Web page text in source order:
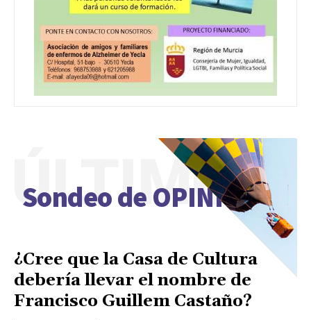
Sondeo de OPINIÓN
ÚLTIMO
¿Cree que la Casa de Cultura
debería llevar el nombre de
Francisco Guillem Castaño?